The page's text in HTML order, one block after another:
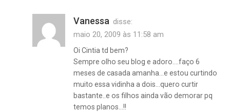
Vanessa disse:
maio 20, 2009 às 11:58 am
Oi Cintia td bem?
Sempre olho seu blog e adoro….faço 6
meses de casada amanha…e estou curtindo
muito essa vidinha a dois…quero curtir
bastante..e os filhos ainda vão demorar pq
temos planos…!!